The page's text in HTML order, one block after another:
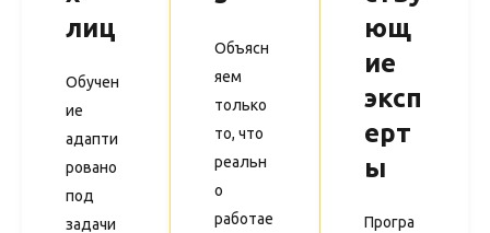
лиц
Обучен
ие
адапти
ровано
под
задачи
Объясн
яем
только
то, что
реальн
о
работае
ющ
ие
эксп
ерт
ы
Програ